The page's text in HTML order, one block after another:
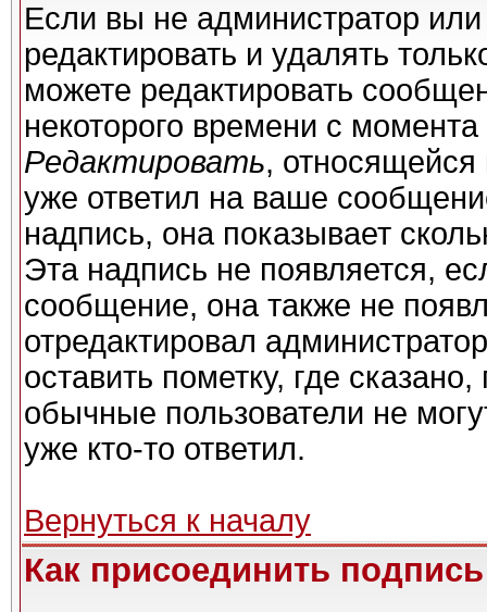
Если вы не администратор
редактировать и удалять
можете редактировать
некоторого времени с
Редактировать,
уже ответил на ваше
надпись, она показывает
Эта надпись не появляется,
сообщение, она также не
отредактировал
оставить пометку, где
обычные пользователи не
уже кто-то ответил.
Вернуться к началу
Как присоединить